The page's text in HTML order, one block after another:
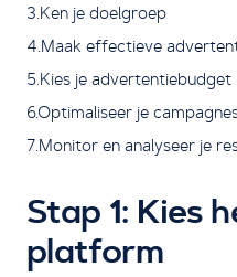
3.Ken je doelgroep
4.Maak effectieve
5.Kies je advertentiebudget
6.Optimaliseer je
7.Monitor en analyseer je
Stap 1: Kies
platform